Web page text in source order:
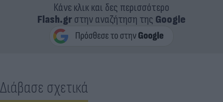
Κάνε κλικ και δες περισσότερο
Flash.grστην αναζήτηση της Google
Διάβασε σχετικά